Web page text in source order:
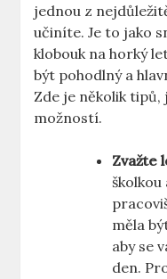
jednou z
učiníte. Je to jako
klobouk na horký
být pohodlný a
Zde je několik tipů,
možností.
Zvažte
školkou
měla
aby se
den.